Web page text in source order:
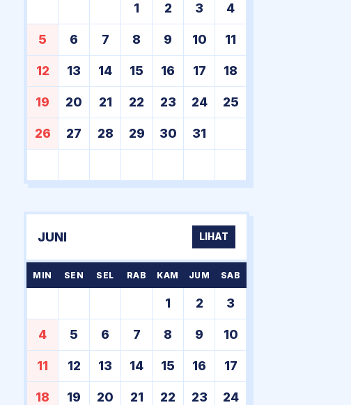
1 2 3 4
5 6 7 8 9 10 11
12 13 14 15 16 17 18
19 20 21 22 23 24 25
26 27 28 29 30 31
JUNI LIHAT
MIN SEN SEL RAB KAM JUM SAB
1 2 3
4 5 6 7 8 9 10
11 12 13 14 15 16 17
18 19 20 21 22 23 24